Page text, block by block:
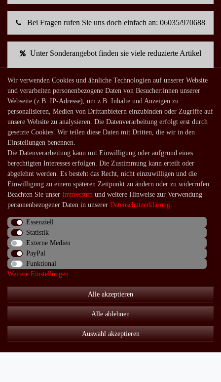
Bei Fragen rufen Sie uns doch einfach an: 06035/970688
Unter Sonderangebot finden sie viele reduzierte Artikel
Mein Konto
Warenkorb
Zur Kasse
Mein Konto
Registrieren
Login
Shop
Lagerverkauf
Häufige Fragen
Über uns
Impressum Daten­schutz­erklärung AGB
Wir verwenden Cookies und ähnliche Technologien auf unserer Website
und verarbeiten personenbezogene Daten von Besucher:innen unserer
Webseite (z.B. IP-Adresse), um z.B. Inhalte und Anzeigen zu
personalisieren, Medien von Drittanbietern einzubinden oder Zugriffe auf
unsere Website zu analysieren. Die Datenverarbeitung erfolgt erst durch
gesetzte Cookies. Wir teilen diese Daten mit Dritten, die wir in den
Einstellungen benennen.
Die Datenverarbeitung kann mit Einwilligung oder aufgrund eines
berechtigten Interesses erfolgen. Die Zustimmung kann erteilt oder
abgelehnt werden. Es besteht das Recht, nicht einzuwilligen und die
Einwilligung zu einem späteren Zeitpunkt zu ändern oder zu widerrufen.
Beachten Sie unser Impressum und weitere Hinweise zur Verwendung
personenbezogener Daten in unserer Daten­schutz­erklärung.
Essenziell
Statistik
Externe Medien
PayPal
Funktional
Weitere Einstellungen
Alle akzeptieren
Alle ablehnen
Auswahl akzeptieren